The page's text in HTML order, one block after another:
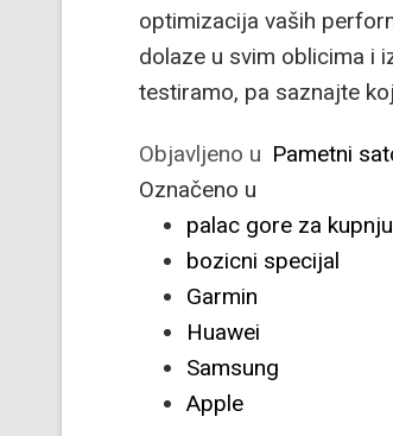
optimizacija vaših
dolaze u svim oblicima i
testiramo, pa saznajte
Objavljeno u Pametni
Označeno u
palac gore za kupnju
bozicni specijal
Garmin
Huawei
Samsung
Apple